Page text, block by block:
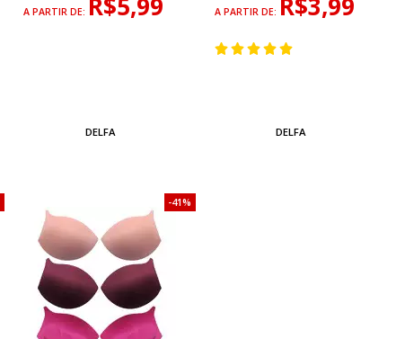
A PARTIR DE:
DELFA
A PARTIR DE:
DELFA
41%